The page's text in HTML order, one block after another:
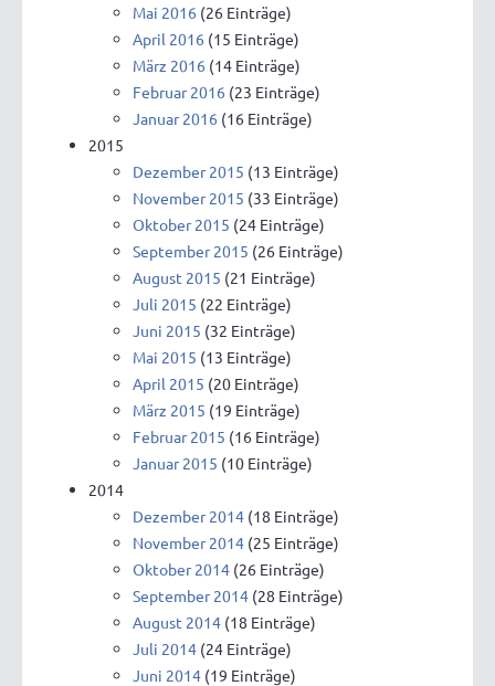
Mai 2016 (26 Einträge)
April 2016 (15 Einträge)
März 2016 (14 Einträge)
Februar 2016 (23 Einträge)
Januar 2016 (16 Einträge)
2015
Dezember 2015 (13 Einträge)
November 2015 (33 Einträge)
Oktober 2015 (24 Einträge)
September 2015 (26 Einträge)
August 2015 (21 Einträge)
Juli 2015 (22 Einträge)
Juni 2015 (32 Einträge)
Mai 2015 (13 Einträge)
April 2015 (20 Einträge)
März 2015 (19 Einträge)
Februar 2015 (16 Einträge)
Januar 2015 (10 Einträge)
2014
Dezember 2014 (18 Einträge)
November 2014 (25 Einträge)
Oktober 2014 (26 Einträge)
September 2014 (28 Einträge)
August 2014 (18 Einträge)
Juli 2014 (24 Einträge)
Juni 2014 (19 Einträge)